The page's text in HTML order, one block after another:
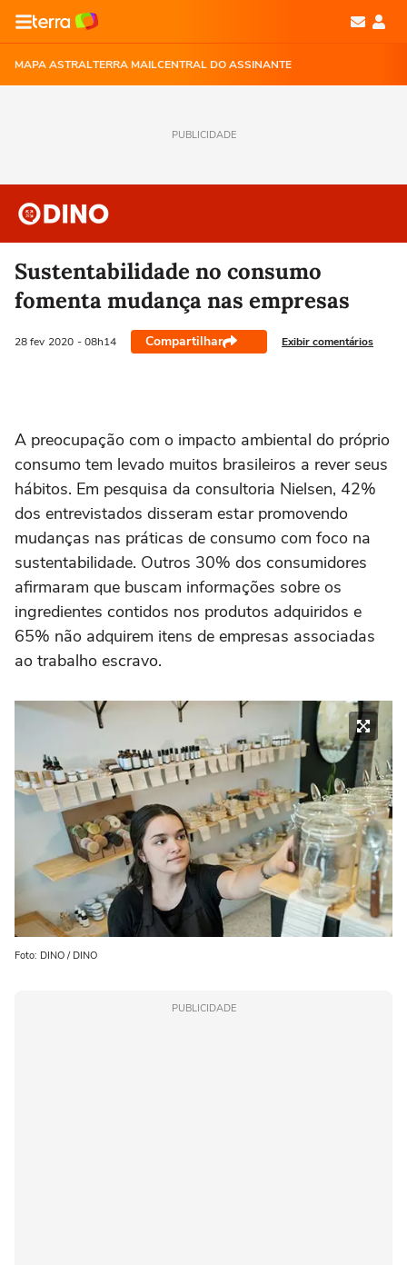
MAPA ASTRALTERRA MAILCENTRAL DO ASSINANTE
PUBLICIDADE
Sustentabilidade no consumo
fomenta mudança nas empresas
28 fev 2020 - 08h14 Compartilhar Exibir comentários
A preocupação com o impacto ambiental do próprio
consumo tem levado muitos brasileiros a rever seus
hábitos. Em pesquisa da consultoria Nielsen, 42%
dos entrevistados disseram estar promovendo
mudanças nas práticas de consumo com foco na
sustentabilidade. Outros 30% dos consumidores
afirmaram que buscam informações sobre os
ingredientes contidos nos produtos adquiridos e
65% não adquirem itens de empresas associadas
ao trabalho escravo.
Foto: DINO / DINO
PUBLICIDADE